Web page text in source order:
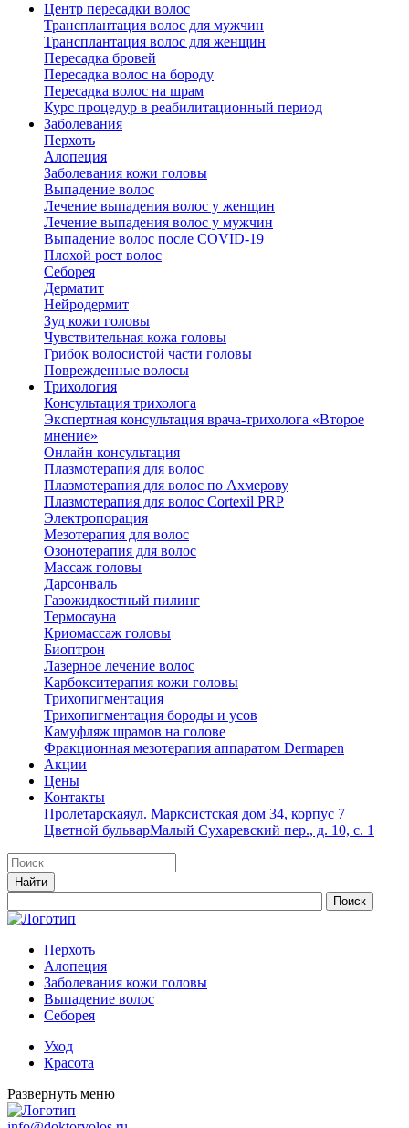
Центр пересадки волос
Трансплантация волос для мужчин
Трансплантация волос для женщин
Пересадка бровей
Пересадка волос на бороду
Пересадка волос на шрам
Курс процедур в реабилитационный период
Заболевания
Перхоть
Алопеция
Заболевания кожи головы
Выпадение волос
Лечение выпадения волос у женщин
Лечение выпадения волос у мужчин
Выпадение волос после COVID-19
Плохой рост волос
Cеборея
Дерматит
Нейродермит
Зуд кожи головы
Чувствительная кожа головы
Грибок волосистой части головы
Поврежденные волосы
Трихология
Консультация трихолога
Экспертная консультация врача-трихолога «Второе
мнение»
Онлайн консультация
Плазмотерапия для волос
Плазмотерапия для волос по Ахмерову
Плазмотерапия для волос Cortexil PRP
Электропорация
Мезотерапия для волос
Озонотерапия для волос
Массаж головы
Дарсонваль
Газожидкостный пилинг
Термосауна
Криомассаж головы
Биоптрон
Лазерное лечение волос
Карбокситерапия кожи головы
Трихопигментация
Трихопигментация бороды и усов
Камуфляж шрамов на голове
Фракционная мезотерапия аппаратом Dermapen
Акции
Цены
Контакты
Пролетарскаяул. Марксистская дом 34, корпус 7
Цветной бульварМалый Сухаревский пер., д. 10, с. 1
Перхоть
Алопеция
Заболевания кожи головы
Выпадение волос
Cеборея
Уход
Красота
Развернуть меню